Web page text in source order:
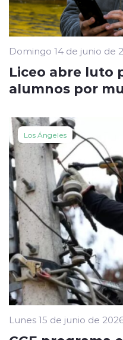
Domingo 14 de junio de
Liceo abre luto
alumnos por
Los Ángeles
Lunes 15 de junio de